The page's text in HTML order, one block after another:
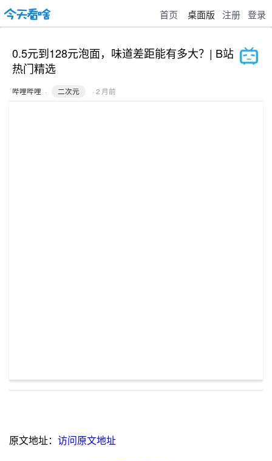
首页 桌面版 注册 登录
0.5元到128元泡面，味道差距能有多大？| B站
热门精选
哔哩哔哩 · 二次元 · 2 月前
原文地址： 访问原文地址